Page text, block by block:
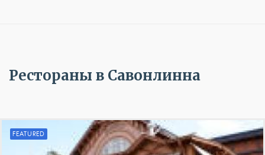
Рестораны в Савонлинна
FEATURED